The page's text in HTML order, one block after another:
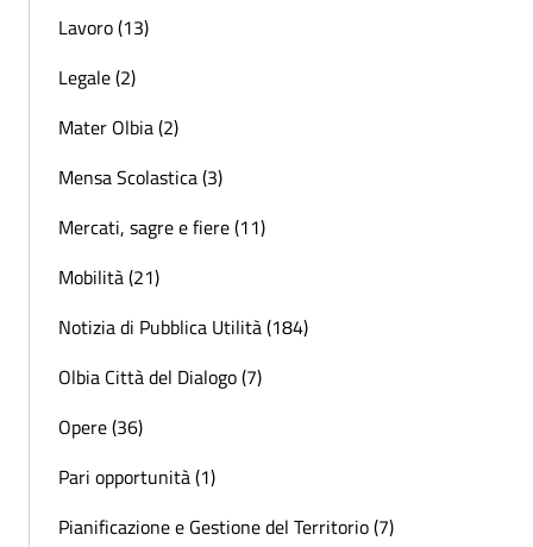
Lavoro (13)
Legale (2)
Mater Olbia (2)
Mensa Scolastica (3)
Mercati, sagre e fiere (11)
Mobilità (21)
Notizia di Pubblica Utilità (184)
Olbia Città del Dialogo (7)
Opere (36)
Pari opportunità (1)
Pianificazione e Gestione del Territorio (7)